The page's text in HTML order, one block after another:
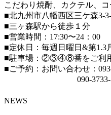
こだわり焼酎、カクテル、
■北九州市八幡西区三ケ森3-3-
■三ヶ森駅から徒歩１分
■営業時間：17:30〜24：00
■定休日：毎週日曜日&第1.3
■駐車場：②③④⑧番をご利
■ご予約：お問い合わせ：
090-3733-5260
NEWS